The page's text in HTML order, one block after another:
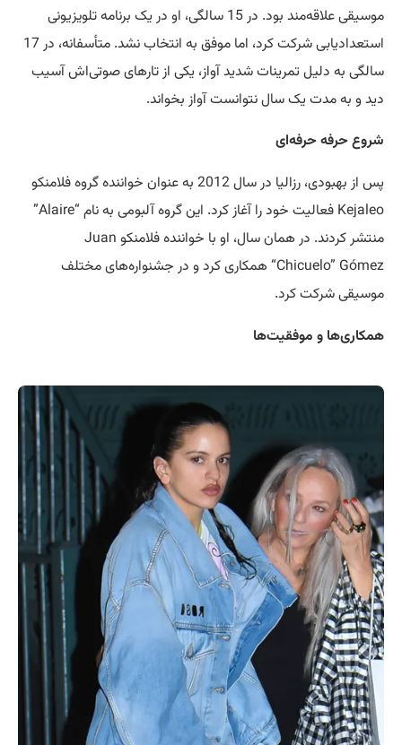
موسیقی علاقه‌مند بود. در 15 سالگی، او در یک برنامه تلویزیونی
استعداد‌یابی شرکت کرد، اما موفق به انتخاب نشد. متأسفانه، در 17
سالگی به دلیل تمرینات شدید آواز، یکی از تارهای صوتی‌اش آسیب
دید و به مدت یک سال نتوانست آواز بخواند.
شروع حرفه حرفه‌ای
پس از بهبودی، رزالیا در سال 2012 به عنوان خواننده گروه فلامنکو
Kejaleo فعالیت خود را آغاز کرد. این گروه آلبومی به نام “Alaire”
منتشر کردند. در همان سال، او با خواننده فلامنکو Juan
“Chicuelo” Gómez همکاری کرد و در جشنواره‌های مختلف
موسیقی شرکت کرد.
همکاری‌ها و موفقیت‌ها